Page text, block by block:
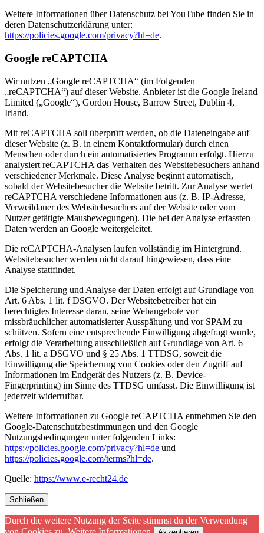
Weitere Informationen über Datenschutz bei YouTube finden Sie in
deren Datenschutzerklärung unter:
https://policies.google.com/privacy?hl=de.
Google reCAPTCHA
Wir nutzen „Google reCAPTCHA“ (im Folgenden
„reCAPTCHA“) auf dieser Website. Anbieter ist die Google Ireland
Limited („Google“), Gordon House, Barrow Street, Dublin 4,
Irland.
Mit reCAPTCHA soll überprüft werden, ob die Dateneingabe auf
dieser Website (z. B. in einem Kontaktformular) durch einen
Menschen oder durch ein automatisiertes Programm erfolgt. Hierzu
analysiert reCAPTCHA das Verhalten des Websitebesuchers anhand
verschiedener Merkmale. Diese Analyse beginnt automatisch,
sobald der Websitebesucher die Website betritt. Zur Analyse wertet
reCAPTCHA verschiedene Informationen aus (z. B. IP-Adresse,
Verweildauer des Websitebesuchers auf der Website oder vom
Nutzer getätigte Mausbewegungen). Die bei der Analyse erfassten
Daten werden an Google weitergeleitet.
Die reCAPTCHA-Analysen laufen vollständig im Hintergrund.
Websitebesucher werden nicht darauf hingewiesen, dass eine
Analyse stattfindet.
Die Speicherung und Analyse der Daten erfolgt auf Grundlage von
Art. 6 Abs. 1 lit. f DSGVO. Der Websitebetreiber hat ein
berechtigtes Interesse daran, seine Webangebote vor
missbräuchlicher automatisierter Ausspähung und vor SPAM zu
schützen. Sofern eine entsprechende Einwilligung abgefragt wurde,
erfolgt die Verarbeitung ausschließlich auf Grundlage von Art. 6
Abs. 1 lit. a DSGVO und § 25 Abs. 1 TTDSG, soweit die
Einwilligung die Speicherung von Cookies oder den Zugriff auf
Informationen im Endgerät des Nutzers (z. B. Device-
Fingerprinting) im Sinne des TTDSG umfasst. Die Einwilligung ist
jederzeit widerrufbar.
Weitere Informationen zu Google reCAPTCHA entnehmen Sie den
Google-Datenschutzbestimmungen und den Google
Nutzungsbedingungen unter folgenden Links:
https://policies.google.com/privacy?hl=de und
https://policies.google.com/terms?hl=de.
Quelle: https://www.e-recht24.de
Schließen
Durch die weitere Nutzung der Seite stimmst du der Verwendung